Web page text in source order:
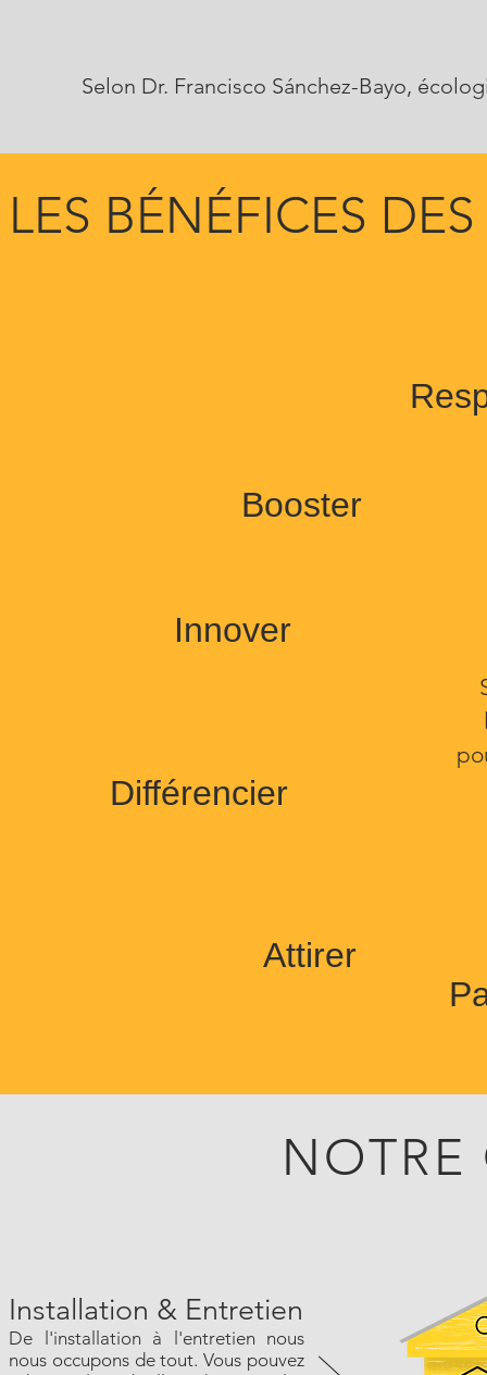
Selon Dr. Francisco Sánchez-Bayo,
LES BÉNÉFICES
Booster
Innover
Attirer
Différencier
NOTRE
Installation & Entretien
De l'installation à l'entretien nous
nous occupons de tout. Vous pouvez